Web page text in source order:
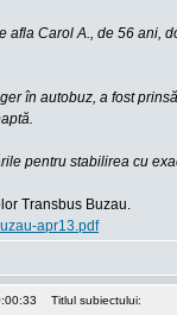
afla Carol A., de 56 ani,
în autobuz, a fost
pentru stabilirea cu
Transbus Buzau.
apr13.pdf
Titlul subiectului: